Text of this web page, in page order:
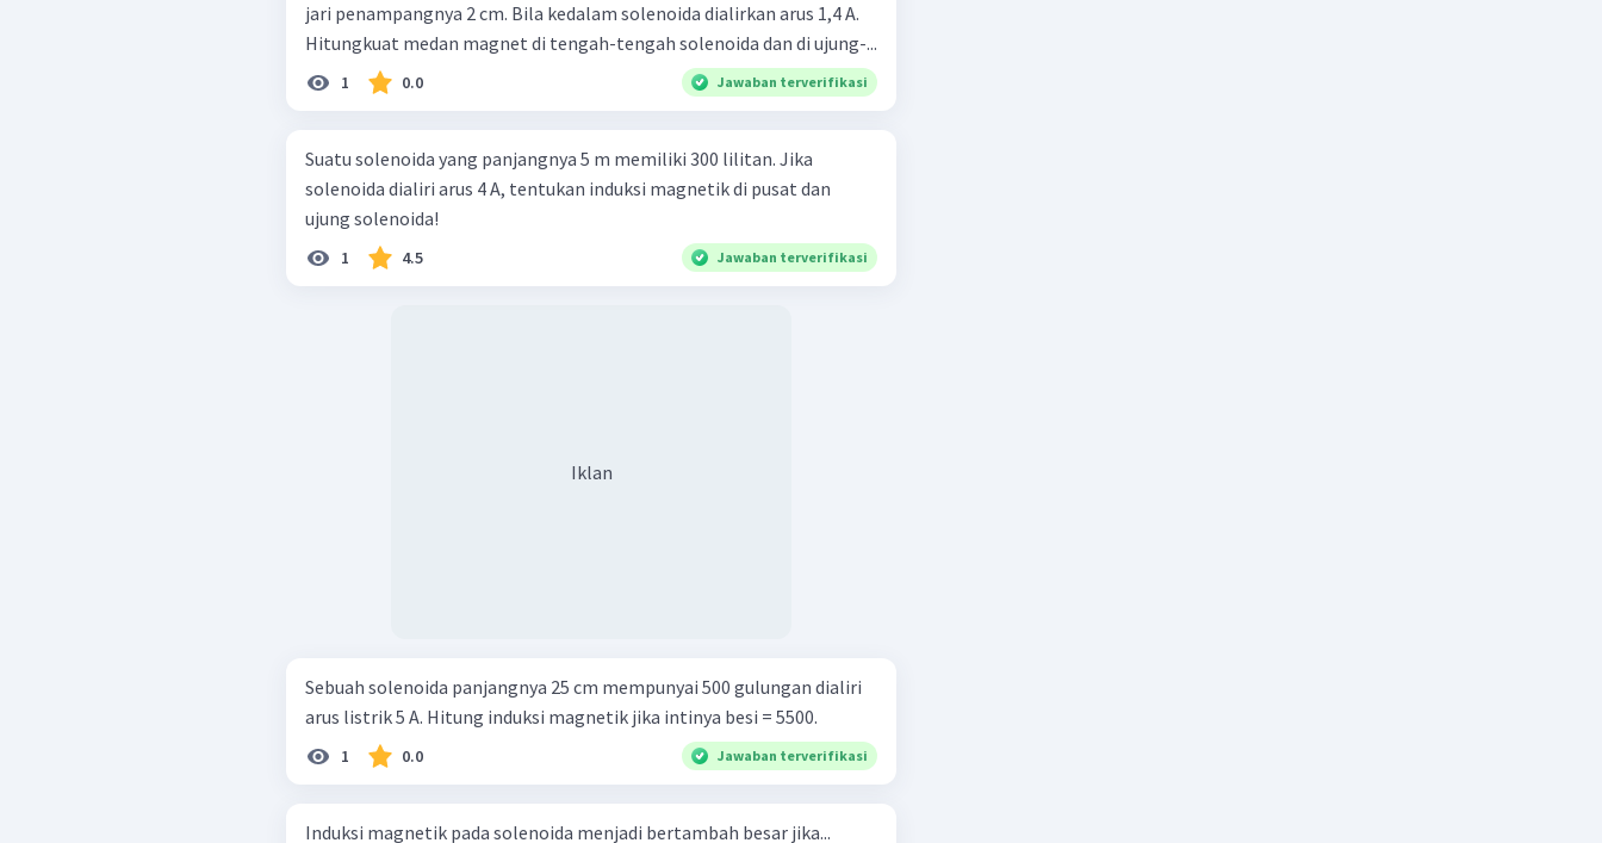
jari penampangnya 2 cm. Bila kedalam solenoida dialirkan arus 1,4 A.
Hitungkuat medan magnet di tengah-tengah solenoida dan di ujung-...
1 0.0 Jawaban terverifikasi
Suatu solenoida yang panjangnya 5 m memiliki 300 lilitan. Jika
solenoida dialiri arus 4 A, tentukan induksi magnetik di pusat dan
ujung solenoida!
1 4.5 Jawaban terverifikasi
Iklan
Sebuah solenoida panjangnya 25 cm mempunyai 500 gulungan dialiri
arus listrik 5 A. Hitung induksi magnetik jika intinya besi = 5500.
1 0.0 Jawaban terverifikasi
Induksi magnetik pada solenoida menjadi bertambah besar jika...